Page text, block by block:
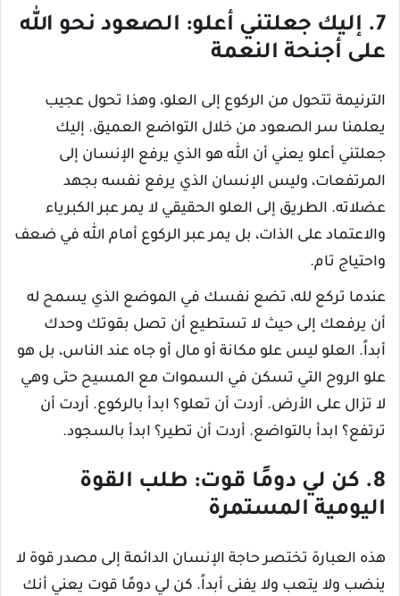
7. إليك جعلتني أعلو: الصعود نحو الله
على أجنحة النعمة
الترنيمة تتحول من الركوع إلى العلو، وهذا تحول عجيب
يعلمنا سر الصعود من خلال التواضع العميق. إليك
جعلتني أعلو يعني أن الله هو الذي يرفع الإنسان إلى
المرتفعات، وليس الإنسان الذي يرفع نفسه بجهد
عضلاته. الطريق إلى العلو الحقيقي لا يمر عبر الكبرياء
والاعتماد على الذات، بل يمر عبر الركوع أمام الله في ضعف
واحتياج تام.
عندما تركع لله، تضع نفسك في الموضع الذي يسمح له
أن يرفعك إلى حيث لا تستطيع أن تصل بقوتك وحدك
أبداً. العلو ليس علو مكانة أو مال أو جاه عند الناس، بل هو
علو الروح التي تسكن في السموات مع المسيح حتى وهي
لا تزال على الأرض. أردت أن تعلو؟ ابدأ بالركوع. أردت أن
ترتفع؟ ابدأ بالتواضع. أردت أن تطير؟ ابدأ بالسجود.
8. كن لي دومًا قوت: طلب القوة
اليومية المستمرة
هذه العبارة تختصر حاجة الإنسان الدائمة إلى مصدر قوة لا
ينضب ولا يتعب ولا يفنى أبداً. كن لي دومًا قوت يعني أنك